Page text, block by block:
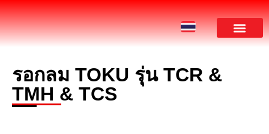
รอกลม TOKU รุ่น TCR &
TMH & TCS